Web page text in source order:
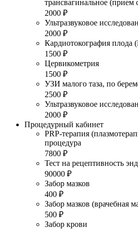
трансвагинальное (прием
2000 ₽
Ультразвуковое
2000 ₽
Кардиотокография плода
1500 ₽
Цервикометрия
1500 ₽
УЗИ малого таза, по
2500 ₽
Ультразвуковое
2000 ₽
Процедурный кабинет
PRP-терапия
процедура
7800 ₽
Тест на рецептивность
90000 ₽
Забор мазков
400 ₽
Забор мазков (врачебная
500 ₽
Забор крови